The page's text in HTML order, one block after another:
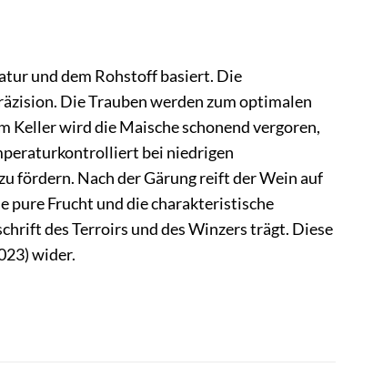
und dem Rohstoff basiert. Die
Die Trauben werden zum optimalen
Keller wird die Maische schonend vergoren,
bei niedrigen
fördern. Nach der Gärung reift der Wein auf
pure Frucht und die charakteristische
des Terroirs und des Winzers trägt. Diese
wider.